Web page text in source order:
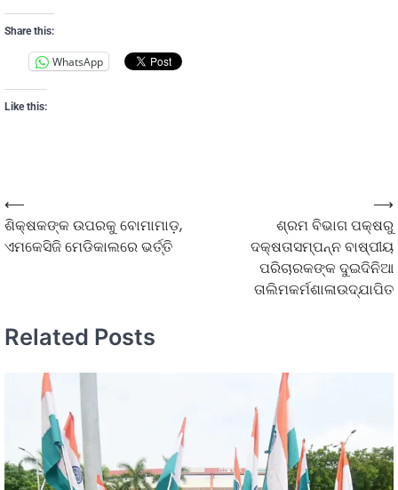
Share this:
WhatsApp
Like this:
⟵
ଶିକ୍ଷକଙ୍କ ଉପରକୁ ବୋମାମାଡ଼,
ଏମକେସିଜି ମେଡିକାଲରେ ଭର୍ତ୍ତି
ଶ୍ରମ ବିଭାଗ ପକ୍ଷରୁ
ଦକ୍ଷତାସମ୍ପନ୍ନ ବାଷ୍ପୀୟ
ପରିଚାରକଙ୍କ ଦୁଇଦିନିଆ
ତାଲିମକର୍ମଶାଳାଉଦ୍‌ଯାପିତ
⟶
Related Posts